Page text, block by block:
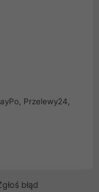
Przelewy24,
błąd